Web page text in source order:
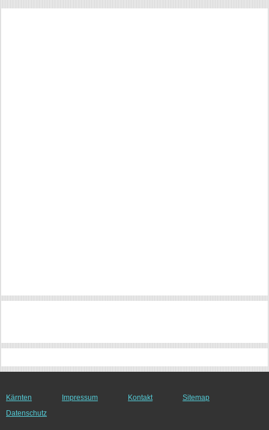
Kärnten Impressum Kontakt
Sitemap
Datenschutz